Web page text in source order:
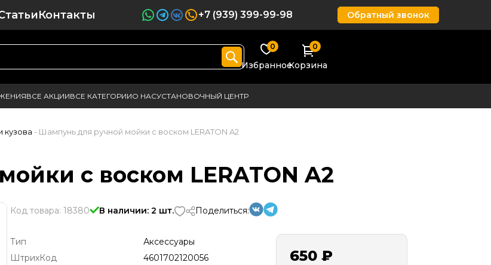
Контакты +7 (939) 399-99-98 Обратный звонок
0
Избранное
0
Корзина
ВСЕ АКЦИИВСЕ КАТЕГОРИИО НАСУСТАНОВОЧНЫЙ ЦЕНТР
кузова - Шампунь для ручной мойки с воском LERATON A2
с воском LERATON A2
Код товара: 18380 В наличии: 2 шт. Поделиться:
Тип
Аксессуары
ШтрихКод
4601702120056
650 ₽